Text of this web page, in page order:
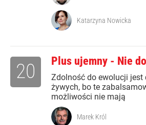
Katarzyna Nowicka
Plus ujemny - Nie
Zdolność do ewolucji jest
żywych, bo te
możliwości nie mają
20
Marek Król